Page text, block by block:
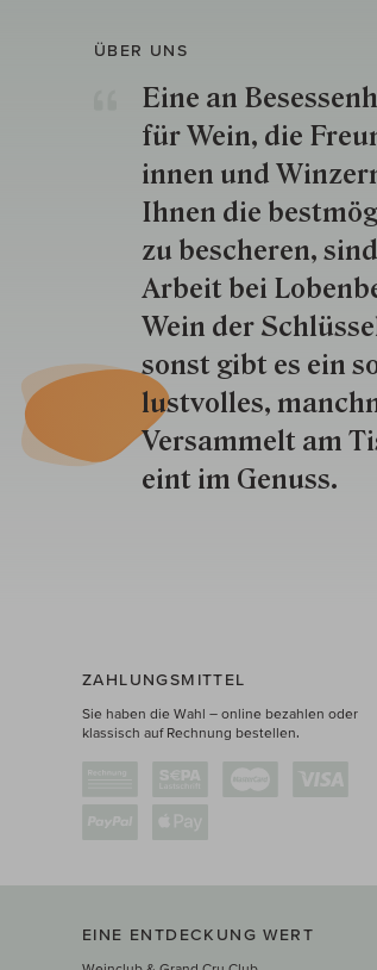
ÜBER UNS
Eine an
für Wein, die
innen und
Ihnen die
zu besche­ren,
Arbeit bei
Wein der
sonst gibt es ein
lustvolles,
Versammelt am
eint im Genuss.
ZAHLUNGSMITTEL
Sie haben die Wahl – online bezahlen oder
klassisch auf Rechnung bestellen.
EINE ENTDECKUNG WERT